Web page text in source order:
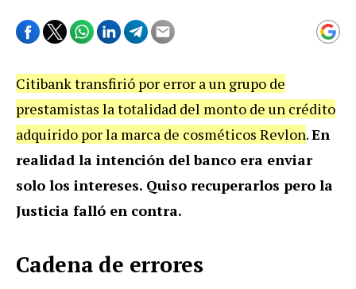
Citibank transfirió por error a un grupo de
prestamistas la totalidad del monto de un crédito
adquirido por la marca de cosméticos Revlon.En
realidad la intención del banco era enviar
solo los intereses. Quiso recuperarlos pero la
Justicia falló en contra.
Cadena de errores